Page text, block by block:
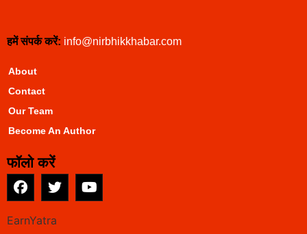
हमें संपर्क करें: info@nirbhikkhabar.com
About
Contact
Our Team
Become An Author
फॉलो करें
EarnYatra